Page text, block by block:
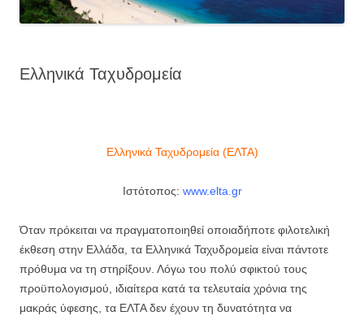
Ελληνικά Ταχυδρομεία
Ελληνικά Ταχυδρομεία (ΕΛΤΑ)
Ιστότοπος: www.elta.gr
Όταν πρόκειται να πραγματοποιηθεί οποιαδήποτε φιλοτελική
έκθεση στην Ελλάδα, τα Ελληνικά Ταχυδρομεία είναι πάντοτε
πρόθυμα να τη στηρίξουν. Λόγω του πολύ σφικτού τους
προϋπολογισμού, ιδιαίτερα κατά τα τελευταία χρόνια της
μακράς ύφεσης, τα ΕΛΤΑ δεν έχουν τη δυνατότητα να